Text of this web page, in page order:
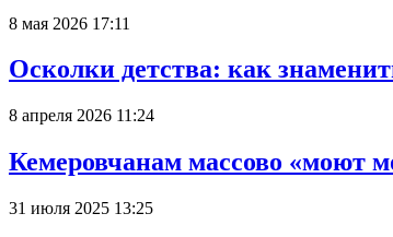
8 мая 2026 17:11
Осколки детства: как
8 апреля 2026 11:24
Кемеровчанам массово «моют
31 июля 2025 13:25